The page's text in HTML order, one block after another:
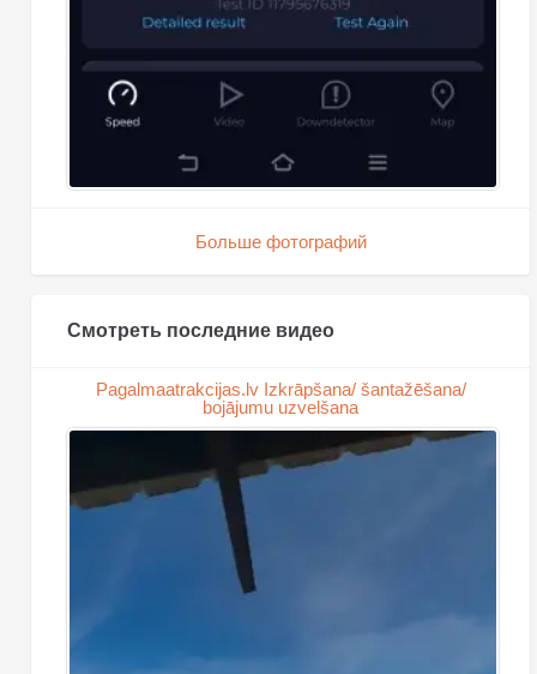
Больше фотографий
Смотреть последние видео
Pagalmaatrakcijas.lv Izkrāpšana/ šantažēšana/
bojājumu uzvelšana